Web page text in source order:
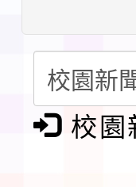
展演
請一
教育
報
淨零
檢送
校園